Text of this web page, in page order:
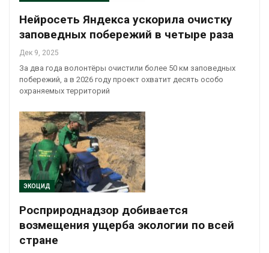
Нейросеть Яндекса ускорила очистку
заповедных побережий в четыре раза
Дек 9, 2025
За два года волонтёры очистили более 50 км заповедных
побережий, а в 2026 году проект охватит десять особо
охраняемых территорий
ЭКОЦИД
Росприроднадзор добивается
возмещения ущерба экологии по всей
стране